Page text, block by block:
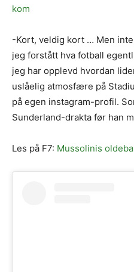
kom
-Kort, veldig kort … Men
jeg forstått hva fotball
jeg har opplevd hvordan
uslåelig atmosfære på
på egen instagram-profil.
Sunderland-drakta før han
Les på F7: Mussolinis